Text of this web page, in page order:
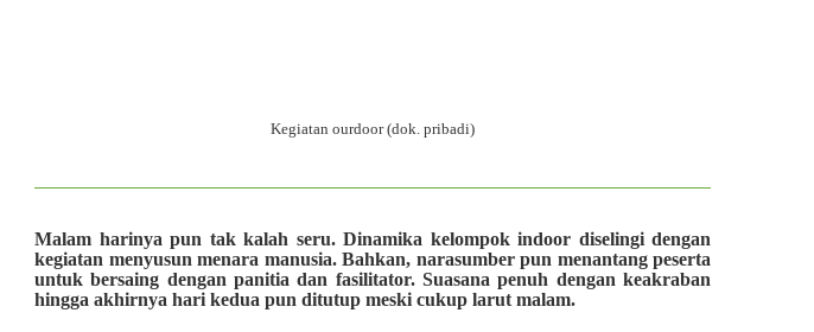
Kegiatan ourdoor (dok. pribadi)
Malam harinya pun tak kalah seru. Dinamika kelompok indoor diselingi dengan
kegiatan menyusun menara manusia. Bahkan, narasumber pun menantang peserta
untuk bersaing dengan panitia dan fasilitator. Suasana penuh dengan keakraban
hingga akhirnya hari kedua pun ditutup meski cukup larut malam.